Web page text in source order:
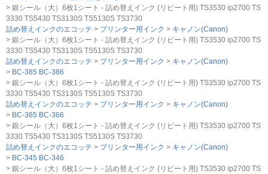
銀シール（大）6枚1シート - 詰め替えインク (リピート用) TS3530 ip2700 TS
3330 TS5430 TS3130S TS5130S TS3730
詰め替えインクのエコッテ
プリンター用インク
キャノン(Canon)
銀シール（大）6枚1シート - 詰め替えインク (リピート用) TS3530 ip2700 TS
3330 TS5430 TS3130S TS5130S TS3730
詰め替えインクのエコッテ
プリンター用インク
キャノン(Canon)
BC-385 BC-386
銀シール（大）6枚1シート - 詰め替えインク (リピート用) TS3530 ip2700 TS
3330 TS5430 TS3130S TS5130S TS3730
詰め替えインクのエコッテ
プリンター用インク
キャノン(Canon)
BC-365 BC-366
銀シール（大）6枚1シート - 詰め替えインク (リピート用) TS3530 ip2700 TS
3330 TS5430 TS3130S TS5130S TS3730
詰め替えインクのエコッテ
プリンター用インク
キャノン(Canon)
BC-345 BC-346
銀シール（大）6枚1シート - 詰め替えインク (リピート用) TS3530 ip2700 TS